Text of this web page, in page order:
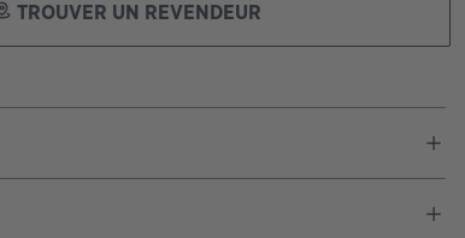
TROUVER UN REVENDEUR